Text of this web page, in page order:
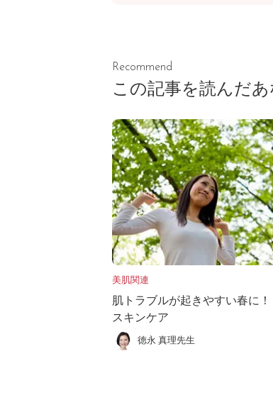
Recommend
この記事を読んだ
美肌関連
肌トラブルが起きやすい春に
スキンケア
徳永 真理先生